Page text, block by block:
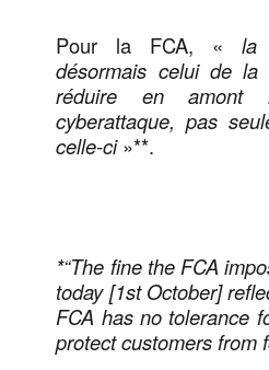
Pour la FCA, « la
désormais celui de la
réduire en amont
cyberattaque, pas
celle-ci»**.
*“The fine the FCA
today [1st October]
FCA has no tolerance
protect customers from